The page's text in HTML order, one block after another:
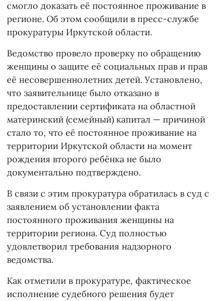
смогло доказать её постоянное проживание в
регионе. Об этом сообщили в пресс-службе
прокуратуры Иркутской области.
Ведомство провело проверку по обращению
женщины о защите её социальных прав и прав
её несовершеннолетних детей. Установлено,
что заявительнице было отказано в
предоставлении сертификата на областной
материнский (семейный) капитал — причиной
стало то, что её постоянное проживание на
территории Иркутской области на момент
рождения второго ребёнка не было
документально подтверждено.
В связи с этим прокуратура обратилась в суд с
заявлением об установлении факта
постоянного проживания женщины на
территории региона. Суд полностью
удовлетворил требования надзорного
ведомства.
Как отметили в прокуратуре, фактическое
исполнение судебного решения будет